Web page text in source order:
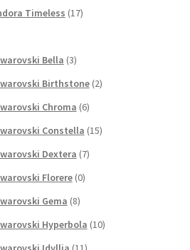
Timeless (17)
Bella (3)
Birthstone (2)
Chroma (6)
Constella (15)
Dextera (7)
Florere (0)
Gema (8)
Hyperbola (10)